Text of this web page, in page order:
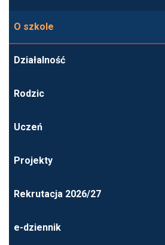
O szkole
Działalność
Rodzic
Uczeń
Projekty
Rekrutacja 2026/27
e-dziennik